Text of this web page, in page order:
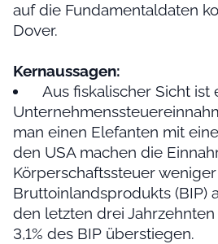
auf die Fundamentaldaten
Dover.
Kernaussagen:
Aus fiskalischer Sicht
man einen Elefanten mit
den USA machen die
Körperschaftssteuer
Bruttoinlandsprodukts (BIP)
den letzten drei Jahrzehnten
3,1% des BIP überstiegen.